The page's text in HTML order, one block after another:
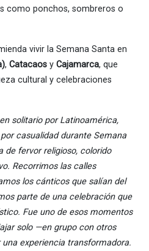
como ponchos, sombreros o
vivir la Semana Santa en
, Catacaos y Cajamarca, que
cultural y celebraciones
solitario por Latinoamérica,
casualidad durante Semana
de fervor religioso, colorido
Recorrimos las calles
los cánticos que salían del
parte de una celebración que
Fue uno de esos momentos
solo —en grupo con otros
experiencia transformadora.